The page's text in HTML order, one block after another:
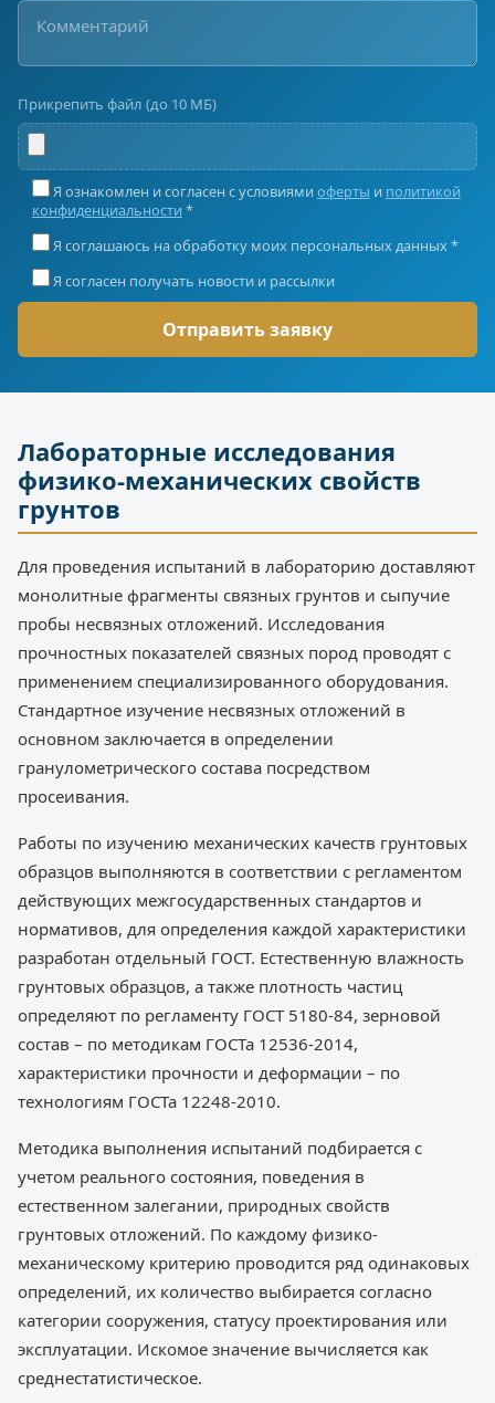
Прикрепить файл (до 10 МБ)
Я ознакомлен и согласен с условиями оферты и политикой
конфиденциальности *
Я соглашаюсь на обработку моих персональных данных *
Я согласен получать новости и рассылки
Лабораторные исследования
физико-механических свойств
грунтов
Для проведения испытаний в лабораторию доставляют
монолитные фрагменты связных грунтов и сыпучие
пробы несвязных отложений. Исследования
прочностных показателей связных пород проводят с
применением специализированного оборудования.
Стандартное изучение несвязных отложений в
основном заключается в определении
гранулометрического состава посредством
просеивания.
Работы по изучению механических качеств грунтовых
образцов выполняются в соответствии с регламентом
действующих межгосударственных стандартов и
нормативов, для определения каждой характеристики
разработан отдельный ГОСТ. Естественную влажность
грунтовых образцов, а также плотность частиц
определяют по регламенту ГОСТ 5180-84, зерновой
состав – по методикам ГОСТа 12536-2014,
характеристики прочности и деформации – по
технологиям ГОСТа 12248-2010.
Методика выполнения испытаний подбирается с
учетом реального состояния, поведения в
естественном залегании, природных свойств
грунтовых отложений. По каждому физико-
механическому критерию проводится ряд одинаковых
определений, их количество выбирается согласно
категории сооружения, статусу проектирования или
эксплуатации. Искомое значение вычисляется как
среднестатистическое.